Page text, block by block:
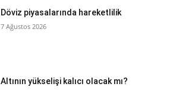
Döviz piyasalarında hareketlilik
7 Ağustos 2026
Altının yükselişi kalıcı olacak mı?